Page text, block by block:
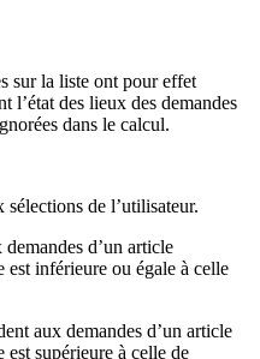
sur la liste ont pour effet
l’état des lieux des demandes
dans le calcul.
de l’utilisateur.
d’un article
est inférieure ou égale à celle
aux demandes d’un article
est supérieure à celle de